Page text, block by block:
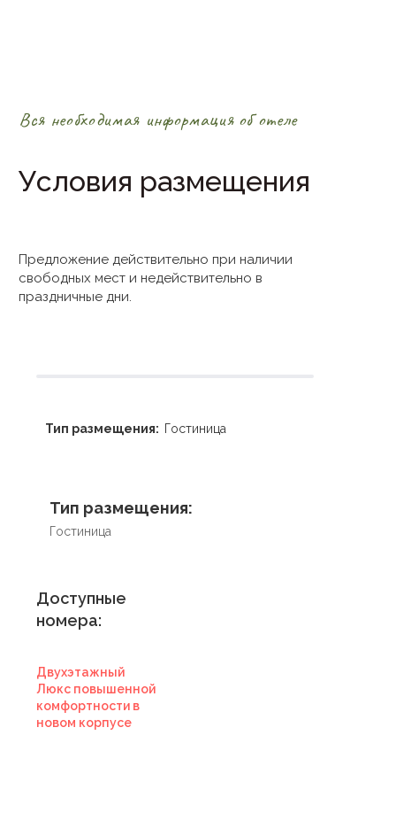
Вся необходимая информация об отеле
Условия размещения
Предложение действительно при наличии
свободных мест и недействительно в
праздничные дни.
Тип размещения: Гостиница
Тип размещения:
Гостиница
Доступные
номера:
Двухэтажный
Люкс повышенной
комфортности в
новом корпусе